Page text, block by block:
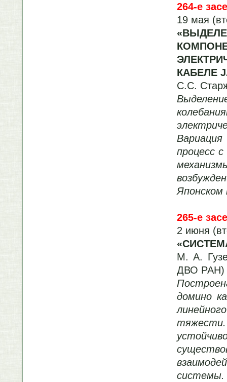
264-е
19 мая
КАБЕЛЕ
С.С.
процесс
265-е
2 июня
М. А.
ДВО РАН)
домино
системы.